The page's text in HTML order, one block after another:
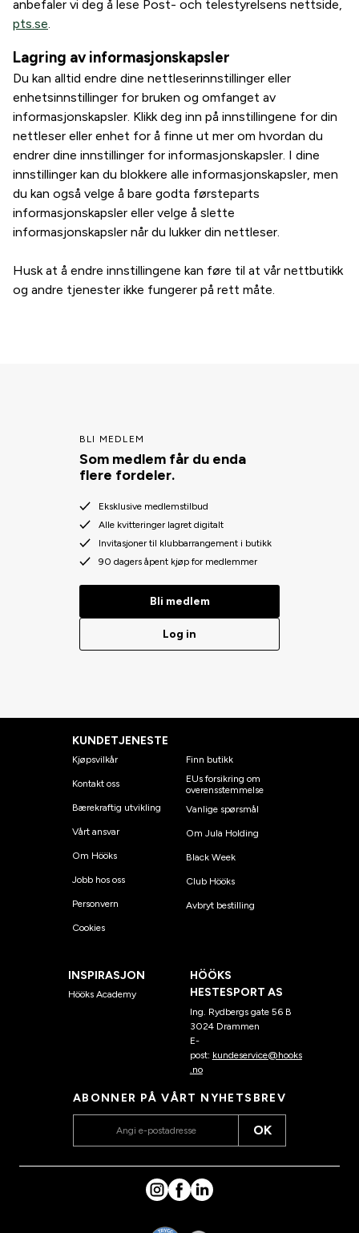
anbefaler vi deg å lese Post- och telestyrelsens nettside,
pts.se.
Lagring av informasjonskapsler
Du kan alltid endre dine nettleserinnstillinger eller
enhetsinnstillinger for bruken og omfanget av
informasjonskapsler. Klikk deg inn på innstillingene for din
nettleser eller enhet for å finne ut mer om hvordan du
endrer dine innstillinger for informasjonskapsler. I dine
innstillinger kan du blokkere alle informasjonskapsler, men
du kan også velge å bare godta førsteparts
informasjonskapsler eller velge å slette
informasjonskapsler når du lukker din nettleser.
Husk at å endre innstillingene kan føre til at vår nettbutikk
og andre tjenester ikke fungerer på rett måte.
BLI MEDLEM
Som medlem får du enda
flere fordeler.
Eksklusive medlemstilbud
Alle kvitteringer lagret digitalt
Invitasjoner til klubbarrangement i butikk
90 dagers åpent kjøp for medlemmer
Bli medlem
Log in
KUNDETJENESTE
Kjøpsvilkår
Kontakt oss
Bærekraftig utvikling
Vårt ansvar
Om Hööks
Jobb hos oss
Personvern
Cookies
Finn butikk
EUs forsikring om
overensstemmelse
Vanlige spørsmål
Om Jula Holding
Black Week
Club Hööks
Avbryt bestilling
INSPIRASJON
Hööks Academy
HÖÖKS
HESTESPORT AS
Ing. Rydbergs gate 56 B
3024 Drammen
E-
post: kundeservice@hooks
.no
ABONNER PÅ VÅRT NYHETSBREV
OK